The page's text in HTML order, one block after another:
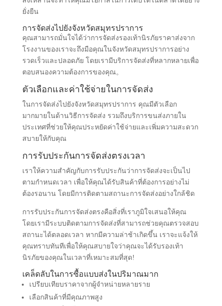
ยั่งยืน
การจัดส่งไปยังจังหวัดสมุทรปราการ
คุณสามารถมั่นใจได้ว่าการจัดส่งรองเท้านิรภัยราคาส่งจาก
โรงงานของเราจะถึงมือคุณในจังหวัดสมุทรปราการอย่าง
รวดเร็วและปลอดภัย โดยเรามีบริการจัดส่งที่หลากหลายเพื่อ
ตอบสนองความต้องการของคุณ。
ตัวเลือกและค่าใช้จ่ายในการจัดส่ง
ในการจัดส่งไปยังจังหวัดสมุทรปราการ คุณมีตัวเลือก
มากมายในด้านวิธีการจัดส่ง รวมถึงบริการขนส่งภายใน
ประเทศที่ช่วยให้คุณประหยัดค่าใช้จ่ายและเพิ่มความสะดวก
สบายให้กับคุณ
การรับประกันการจัดส่งตรงเวลา
เราให้ความสำคัญกับการรับประกันว่าการจัดส่งจะเป็นไป
ตามกำหนดเวลา เพื่อให้คุณได้รับสินค้าที่ต้องการอย่างไม่
ต้องรอนาน โดยมีการติดตามสถานะการจัดส่งอย่างใกล้ชิด
การรับประกันการจัดส่งตรงคือสิ่งที่เราภูมิใจเสนอให้คุณ
โดยเรามีระบบติดตามการจัดส่งที่สามารถช่วยคุณตรวจสอบ
สถานะได้ตลอดเวลา หากมีความล่าช้าเกิดขึ้น เราจะแจ้งให้
คุณทราบทันทีเพื่อให้คุณสบายใจว่าคุณจะได้รับรองเท้า
นิรภัยของคุณในเวลาที่เหมาะสมที่สุด!
เคล็ดลับในการซื้อแบบส่งในปริมาณมาก
เปรียบเทียบราคาจากผู้จำหน่ายหลายราย
เลือกสินค้าที่มีคุณภาพสูง